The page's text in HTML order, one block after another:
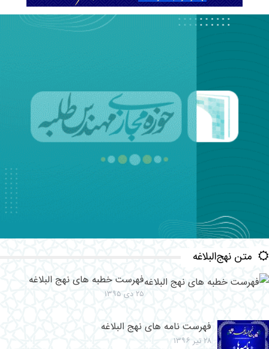
متن نهج‌البلاغه
فهرست خطبه های نهج البلاغه
۲۵ دی ۱۳۹۵
فهرست نامه های نهج البلاغه
۲۸ تیر ۱۳۹۶